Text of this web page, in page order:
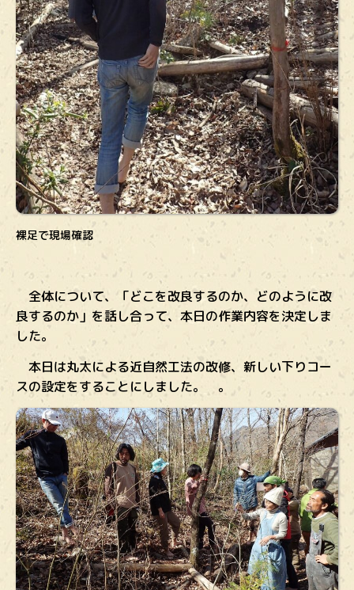
裸足で現場確認
全体について、「どこを改良するのか、どのように改
良するのか」を話し合って、本日の作業内容を決定しま
した。
本日は丸太による近自然工法の改修、新しい下りコー
スの設定をすることにしました。
。